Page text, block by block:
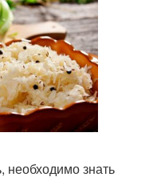
необходимо знать